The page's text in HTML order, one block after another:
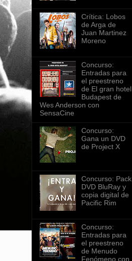
Crítica: Lobos
de Arga de
Juan Martinez
Moreno
Concurso:
Entradas para
el preestreno
de El gran hotel
Budapest de
Wes Anderson con
SensaCine
Concurso:
Gana un DVD
de Project X
Concurso: Pack
DVD BluRay y
copia digital de
Pacific Rim
Concurso:
Entradas para
el preestreno
de Menudo
Fenómeno con